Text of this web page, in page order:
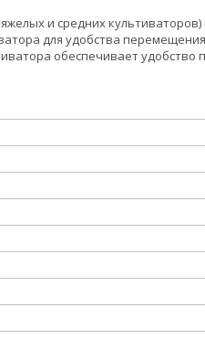
и средних
для удобства
обеспечивает удобство